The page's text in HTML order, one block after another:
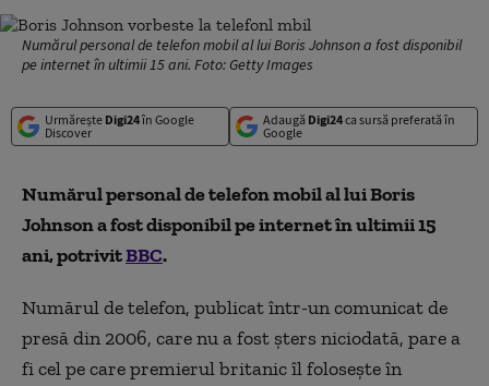
Numărul personal de telefon mobil al lui Boris Johnson a fost disponibil
pe internet în ultimii 15 ani. Foto: Getty Images
Urmărește Digi24în Google
Discover
Adaugă Digi24ca sursă preferată în
Google
Numărul personal de telefon mobil al lui Boris
Johnson a fost disponibil pe internet în ultimii 15
ani, potrivitBBC.
Numărul de telefon, publicat într-un comunicat de
presă din 2006, care nu a fost șters niciodată, pare a
fi cel pe care premierul britanic îl folosește în